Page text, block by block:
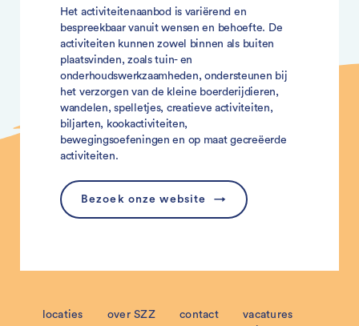
Het activiteitenaanbod is variërend en
bespreekbaar vanuit wensen en behoefte. De
activiteiten kunnen zowel binnen als buiten
plaatsvinden, zoals tuin- en
onderhoudswerkzaamheden, ondersteunen bij
het verzorgen van de kleine boerderijdieren,
wandelen, spelletjes, creatieve activiteiten,
biljarten, kookactiviteiten,
bewegingsoefeningen en op maat gecreëerde
activiteiten.
Bezoek onze website
locaties over SZZ contact
vacatures